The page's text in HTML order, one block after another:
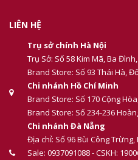
LIÊN HỆ
Trụ sở chính Hà Nội
Trụ Sở: Số 58 Kim Mã, Ba
Brand Store: Số 93 Thái Hà,
Chi nhánh Hồ Chí Minh
Brand Store: Số 170 Cộng
Brand Store: Số 234-236
Chi nhánh Đà Nẵng
Địa chỉ: Số 96 Bùi Công
Sale: 0937091088 - CSKH: